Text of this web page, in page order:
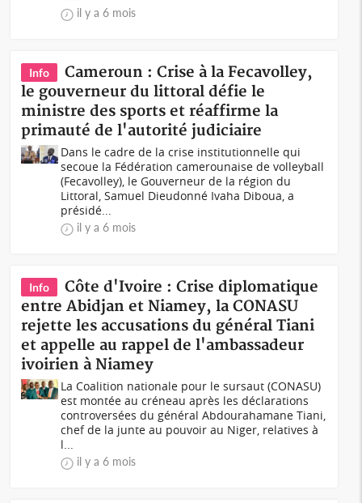
il y a 6 mois
Info
Cameroun : Crise à la Fecavolley,
le gouverneur du littoral défie le
ministre des sports et réaffirme la
primauté de l'autorité judiciaire
Dans le cadre de la crise institutionnelle qui
secoue la Fédération camerounaise de volleyball
(Fecavolley), le Gouverneur de la région du
Littoral, Samuel Dieudonné Ivaha Diboua, a
présidé...
il y a 6 mois
Info
Côte d'Ivoire : Crise diplomatique
entre Abidjan et Niamey, la CONASU
rejette les accusations du général Tiani
et appelle au rappel de l'ambassadeur
ivoirien à Niamey
La Coalition nationale pour le sursaut (CONASU)
est montée au créneau après les déclarations
controversées du général Abdourahamane Tiani,
chef de la junte au pouvoir au Niger, relatives à
l...
il y a 6 mois